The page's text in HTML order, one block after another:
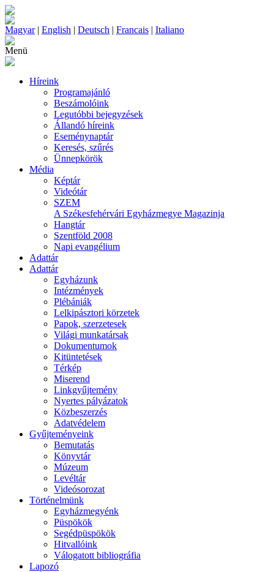
Magyar| English | Deutsch | Francais | Italiano
Menü
Híreink
Programajánló
Beszámolóink
Legutóbbi bejegyzések
Állandó híreink
Eseménynaptár
Keresés, szűrés
Ünnepkörök
Média
Képtár
Videótár
SZEM
A Székesfehérvári Egyházmegye Magazinja
Hangtár
Szentföld 2008
Napi evangélium
Adattár
Adattár
Egyházunk
Intézmények
Plébániák
Lelkipásztori körzetek
Papok, szerzetesek
Világi munkatársak
Dokumentumok
Kitüntetések
Térkép
Miserend
Linkgyűjtemény
Nyertes pályázatok
Közbeszerzés
Adatvédelem
Gyűjteményeink
Bemutatás
Könyvtár
Múzeum
Levéltár
Videósorozat
Történelmünk
Egyházmegyénk
Püspökök
Segédpüspökök
Hitvallóink
Válogatott bibliográfia
Lapozó